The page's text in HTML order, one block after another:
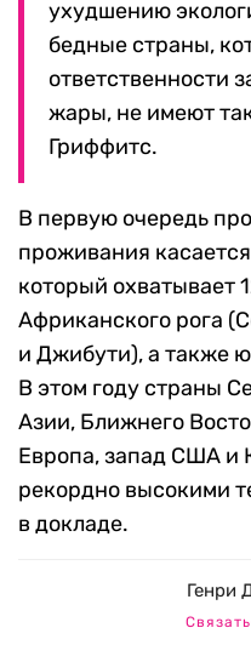
ухудшению
бедные страны,
ответственности
жары, не имеют
Гриффитс.
В первую очередь
проживания
который охватывает
Африканского рога
и Джибути), а также
В этом году страны
Азии, Ближнего
Европа, запад США и
рекордно высокими
в докладе.
Генри